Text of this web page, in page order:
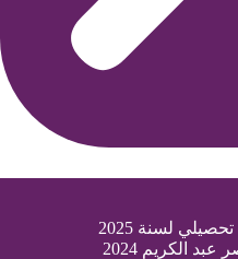
لسنة 2025
الكريم 2024